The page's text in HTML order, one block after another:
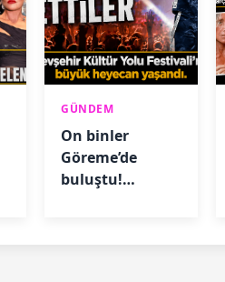
GÜNDEM
On binler
Göreme’de
buluştu!